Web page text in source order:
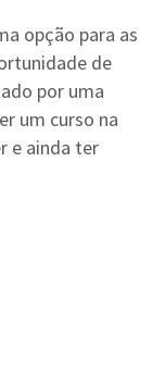
opção para as
de
por uma
um curso na
e ainda ter